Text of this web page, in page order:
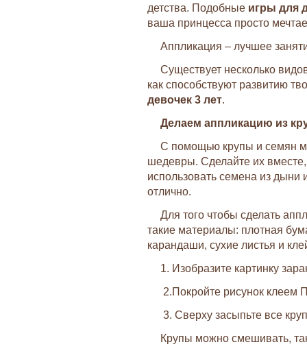
детства. Подобные игры для
ваша принцесса просто
Аппликация – лучшее
Существует несколько
как способствуют развитию
девочек 3 лет.
Делаем аппликацию из
С помощью крупы и семян
шедевры. Сделайте их
использовать семена из
отлично.
Для того чтобы сделать
такие материалы: плотная
карандаши, сухие листья и
1. Изобразите картинку
2.Покройте рисунок клеем
3. Сверху засыпьте все
Крупы можно смешивать,